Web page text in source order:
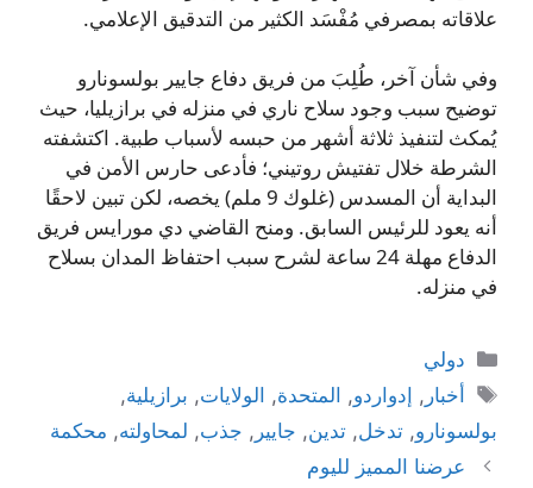
علاقاته بمصرفي مُفْسَد الكثير من التدقيق الإعلامي.
وفي شأن آخر، طُلِبَ من فريق دفاع جايير بولسونارو
توضيح سبب وجود سلاح ناري في منزله في برازيليا، حيث
يُمكث لتنفيذ ثلاثة أشهر من حبسه لأسباب طبية. اكتشفته
الشرطة خلال تفتيش روتيني؛ فأدعى حارس الأمن في
البداية أن المسدس (غلوك 9 ملم) يخصه، لكن تبين لاحقًا
أنه يعود للرئيس السابق. ومنح القاضي دي مورايس فريق
الدفاع مهلة 24 ساعة لشرح سبب احتفاظ المدان بسلاح
في منزله.
التصنيفات
دولي
الوسوم
أخبار , إدواردو, المتحدة, الولايات, برازيلية,
بولسونارو, تدخل, تدين, جايير , جذب, لمحاولته, محكمة
عرضنا المميز لليوم